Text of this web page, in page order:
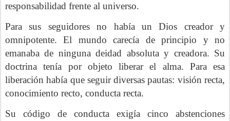
responsabilidad frente al universo.
Para sus seguidores no había un Dios creador y
omnipotente. El mundo carecía de principio y no
emanaba de ninguna deidad absoluta y creadora. Su
doctrina tenía por objeto liberar el alma. Para esa
liberación había que seguir diversas pautas: visión recta,
conocimiento recto, conducta recta.
Su código de conducta exigía cinco abstenciones